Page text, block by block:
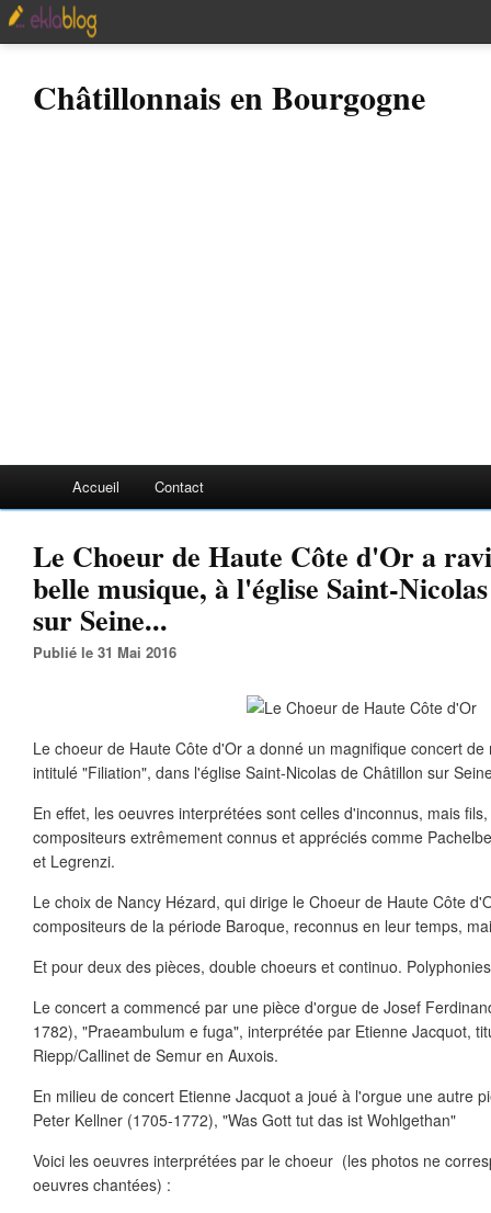
Châtillonnais en Bourgogne
Accueil Contact
Le Choeur de Haute Côte d'Or a
belle musique, à l'église Saint-
sur Seine...
Publié le 31 Mai 2016
Le choeur de Haute Côte d'Or a donné un magnifique concert
intitulé "Filiation", dans l'église Saint-Nicolas de Châtillon sur
En effet, les oeuvres interprétées sont celles d'inconnus, mais
compositeurs extrêmement connus et appréciés comme
et Legrenzi.
Le choix de Nancy Hézard, qui dirige le Choeur de Haute Côte
compositeurs de la période Baroque, reconnus en leur temps,
Et pour deux des pièces, double choeurs et continuo.
Le concert a commencé par une pièce d'orgue de Josef
1782), "Praeambulum e fuga", interprétée par Etienne Jacquot,
Riepp/Callinet de Semur en Auxois.
En milieu de concert Etienne Jacquot a joué à l'orgue une autre
Peter Kellner (1705-1772), "Was Gott tut das ist Wohlgethan"
Voici les oeuvres interprétées par le choeur (les photos ne
oeuvres chantées) :